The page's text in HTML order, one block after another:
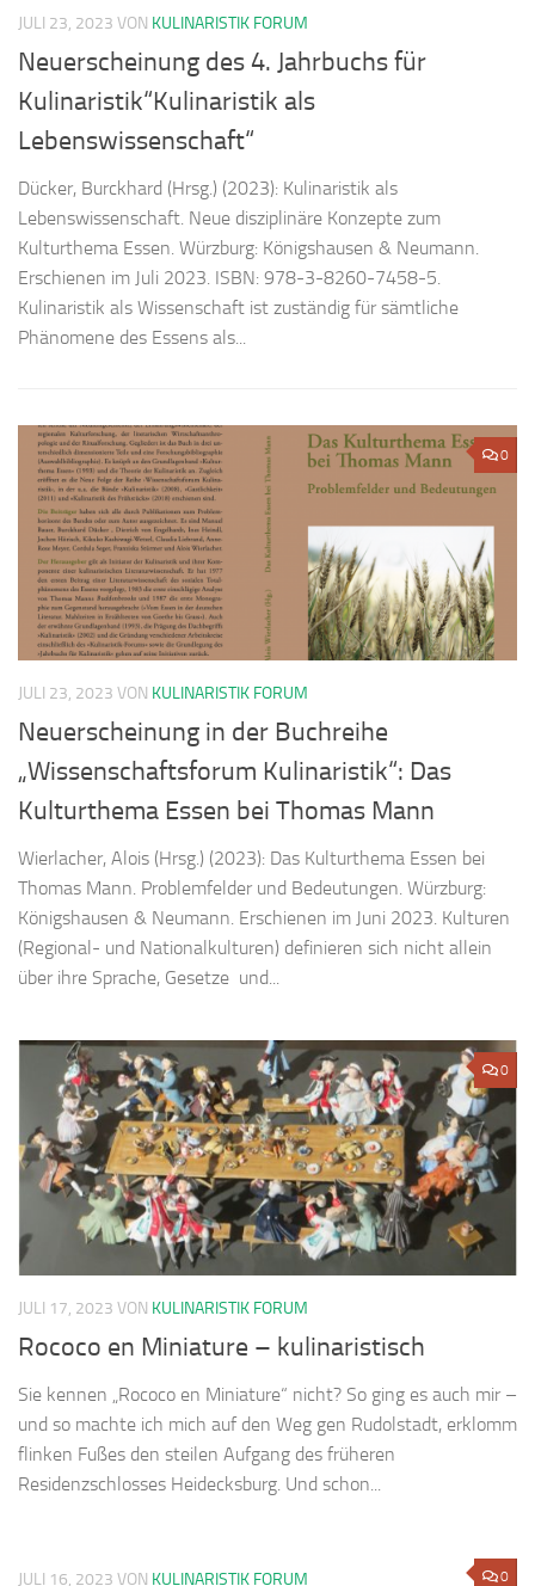
JULI 23, 2023 VON KULINARISTIK FORUM
Neuerscheinung des 4. Jahrbuchs für
Kulinaristik“Kulinaristik als
Lebenswissenschaft“
Dücker, Burckhard (Hrsg.) (2023): Kulinaristik als
Lebenswissenschaft. Neue disziplinäre Konzepte zum
Kulturthema Essen. Würzburg: Königshausen & Neumann.
Erschienen im Juli 2023. ISBN: 978-3-8260-7458-5.
Kulinaristik als Wissenschaft ist zuständig für sämtliche
Phänomene des Essens als...
0
JULI 23, 2023 VON KULINARISTIK FORUM
Neuerscheinung in der Buchreihe
„Wissenschaftsforum Kulinaristik“: Das
Kulturthema Essen bei Thomas Mann
Wierlacher, Alois (Hrsg.) (2023): Das Kulturthema Essen bei
Thomas Mann. Problemfelder und Bedeutungen. Würzburg:
Königshausen & Neumann. Erschienen im Juni 2023. Kulturen
(Regional- und Nationalkulturen) definieren sich nicht allein
über ihre Sprache, Gesetze und...
0
JULI 17, 2023 VON KULINARISTIK FORUM
Rococo en Miniature – kulinaristisch
Sie kennen „Rococo en Miniature“ nicht? So ging es auch mir –
und so machte ich mich auf den Weg gen Rudolstadt, erklomm
flinken Fußes den steilen Aufgang des früheren
Residenzschlosses Heidecksburg. Und schon...
0
JULI 16, 2023 VON KULINARISTIK FORUM